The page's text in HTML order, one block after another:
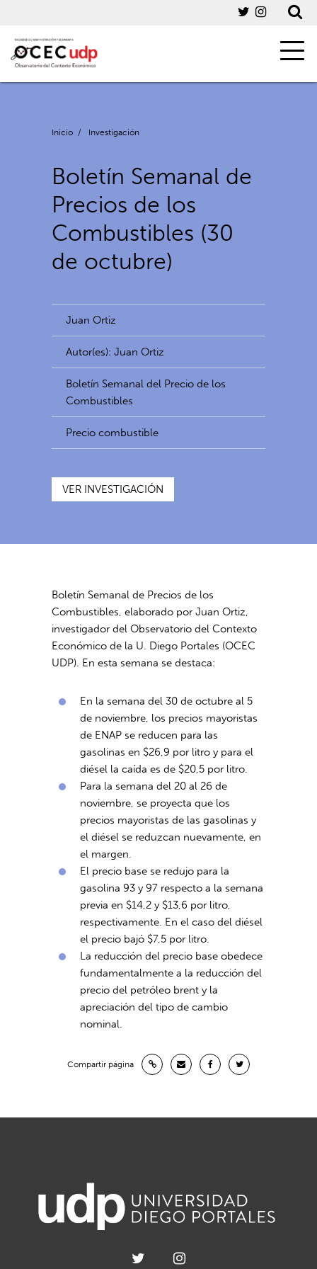
Inicio / Investigación
Boletín Semanal de
Precios de los
Combustibles (30
de octubre)
Juan Ortiz
Autor(es): Juan Ortiz
Boletín Semanal del Precio de los
Combustibles
Precio combustible
VER INVESTIGACIÓN
Boletín Semanal de Precios de los
Combustibles, elaborado por Juan Ortiz,
investigador del Observatorio del Contexto
Económico de la U. Diego Portales (OCEC
UDP). En esta semana se destaca:
En la semana del 30 de octubre al 5
de noviembre, los precios mayoristas
de ENAP se reducen para las
gasolinas en $26,9 por litro y para el
diésel la caída es de $20,5 por litro.
Para la semana del 20 al 26 de
noviembre, se proyecta que los
precios mayoristas de las gasolinas y
el diésel se reduzcan nuevamente, en
el margen.
El precio base se redujo para la
gasolina 93 y 97 respecto a la semana
previa en $14,2 y $13,6 por litro,
respectivamente. En el caso del diésel
el precio bajó $7,5 por litro.
La reducción del precio base obedece
fundamentalmente a la reducción del
precio del petróleo brent y la
apreciación del tipo de cambio
nominal.
Compartir página